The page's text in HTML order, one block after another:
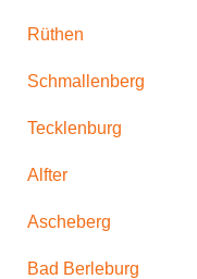
Rüthen
Schmallenberg
Tecklenburg
Alfter
Ascheberg
Bad Berleburg